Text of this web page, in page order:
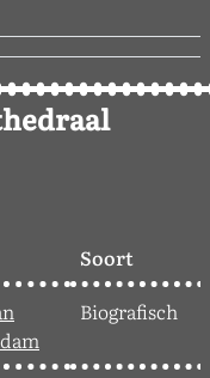
Soort
Biografisch